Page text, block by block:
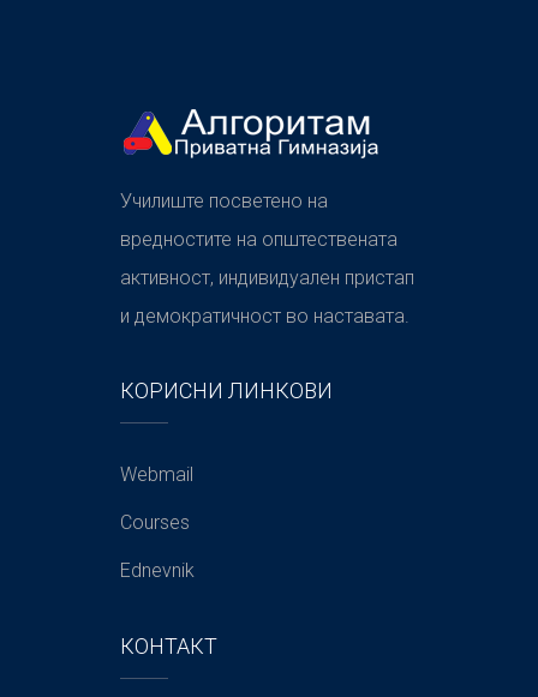
Училиште посветено на
вредностите на општествената
активност, индивидуален пристап
и демократичност во наставата.
КОРИСНИ ЛИНКОВИ
Webmail
Courses
Ednevnik
КОНТАКТ